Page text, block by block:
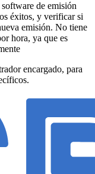
de emisión
éxitos, y verificar si
emisión. No tiene
hora, ya que es
encargado, para